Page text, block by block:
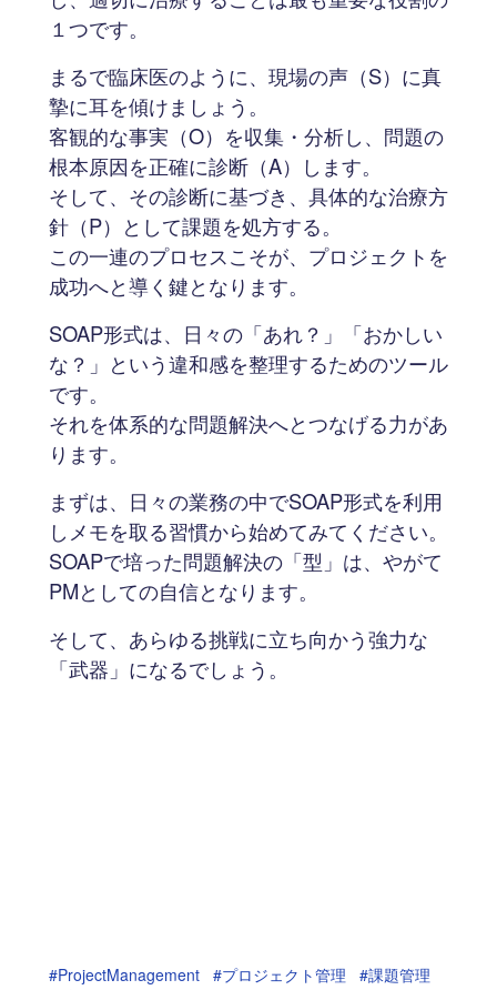
１つです。
まるで臨床医のように、現場の声（S）に真
摯に耳を傾けましょう。
客観的な事実（O）を収集・分析し、問題の
根本原因を正確に診断（A）します。
そして、その診断に基づき、具体的な治療方
針（P）として課題を処方する。
この一連のプロセスこそが、プロジェクトを
成功へと導く鍵となります。
SOAP形式は、日々の「あれ？」「おかしい
な？」という違和感を整理するためのツール
です。
それを体系的な問題解決へとつなげる力があ
ります。
まずは、日々の業務の中でSOAP形式を利用
しメモを取る習慣から始めてみてください。
SOAPで培った問題解決の「型」は、やがて
PMとしての自信となります。
そして、あらゆる挑戦に立ち向かう強力な
「武器」になるでしょう。
#ProjectManagement #プロジェクト管理
#課題管理